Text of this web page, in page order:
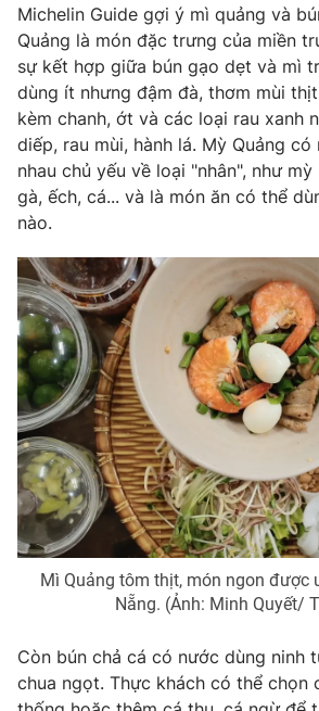
VTV9 VTV8
Liên hệ tòa soạn English
THỜI BÁO VTV
Theo dõi báo trên
Cơ quan chủ quản:
Đài Truyền hình Việt
Cơ quan báo chí: Thời báo VTV
Giấy phép hoạt động báo in và báo điện
cấp ngày 29/12/2023
Tổng Biên tập:Vũ Thanh Thủy
Phó Tổng Biên tập:Nguyễn Thị Mỹ Hạnh,
Nguyễn Trọng Ninh
Tổng đài VTV:024.38 355 931 - 024.38
Ðiện thoại Thời báo VTV:024.66 897 897
toasoan@vtv.vn
Liên hệ quảng cáo:024-7300.7108
Michelin Guide gợi ý mì quảng và
Quảng là món đặc trưng của miền
sự kết hợp giữa bún gạo dẹt và mì
dùng ít nhưng đậm đà, thơm mùi
kèm chanh, ớt và các loại rau xanh
diếp, rau mùi, hành lá. Mỳ Quảng có
nhau chủ yếu về loại "nhân", như
gà, ếch, cá... và là món ăn có thể
nào.
Mì Quảng tôm thịt, món ngon được
Nẵng. (Ảnh: Minh Quyết/
Còn bún chả cá có nước dùng ninh
chua ngọt. Thực khách có thể chọn